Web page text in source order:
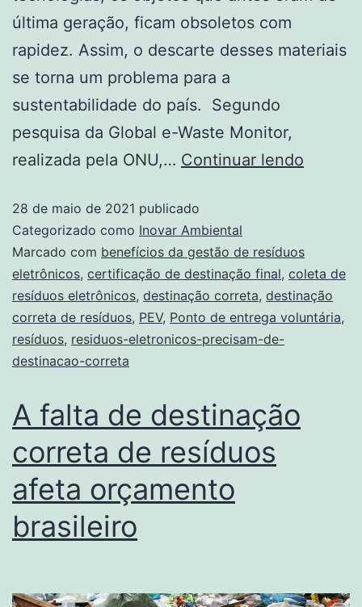
última geração, ficam obsoletos com
rapidez. Assim, o descarte desses materiais
se torna um problema para a
sustentabilidade do país. Segundo
pesquisa da Global e-Waste Monitor,
realizada pela ONU,… Continuar lendo
28 de maio de 2021 publicado
Categorizado como Inovar Ambiental
Marcado com benefícios da gestão de resíduos
eletrônicos, certificação de destinação final, coleta de
resíduos eletrônicos, destinação correta, destinação
correta de resíduos, PEV, Ponto de entrega voluntária,
resíduos, residuos-eletronicos-precisam-de-
destinacao-correta
A falta de destinação
correta de resíduos
afeta orçamento
brasileiro